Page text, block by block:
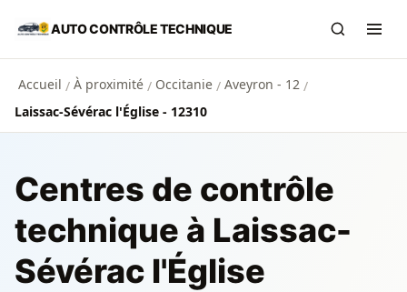
Aller au contenu principal
AUTO CONTRÔLE TECHNIQUE
Accueil / À proximité / Occitanie / Aveyron - 12 /
Laissac-Sévérac l'Église - 12310
Centres de contrôle
technique à Laissac-
Sévérac l'Église